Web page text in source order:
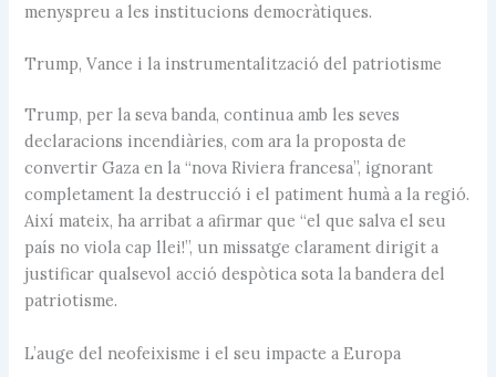
menyspreu a les institucions democràtiques.
Trump, Vance i la instrumentalització del patriotisme
Trump, per la seva banda, continua amb les seves
declaracions incendiàries, com ara la proposta de
convertir Gaza en la “nova Riviera francesa”, ignorant
completament la destrucció i el patiment humà a la regió.
Així mateix, ha arribat a afirmar que “el que salva el seu
país no viola cap llei!”, un missatge clarament dirigit a
justificar qualsevol acció despòtica sota la bandera del
patriotisme.
L’auge del neofeixisme i el seu impacte a Europa